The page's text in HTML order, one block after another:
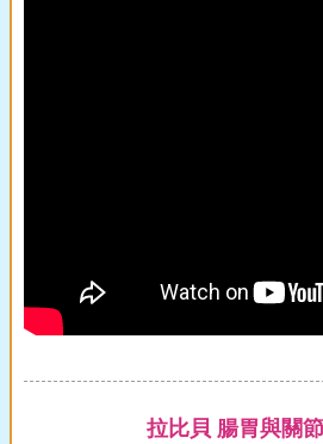
拉比貝 腸胃與關